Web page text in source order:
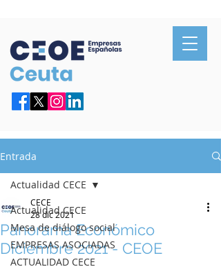
Entrada
Actualidad CECE
Mesa de diálogo social
EMPRESAS ASOCIADAS
ACTUALIDAD CECE
Actualidad CECE
Panorama Económico
Diciembre 2021 - CEOE
CECE
28 dic 2021